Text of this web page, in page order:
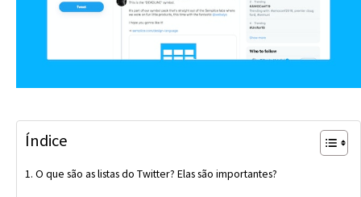
Índice
O que são as listas do Twitter? Elas são importantes?